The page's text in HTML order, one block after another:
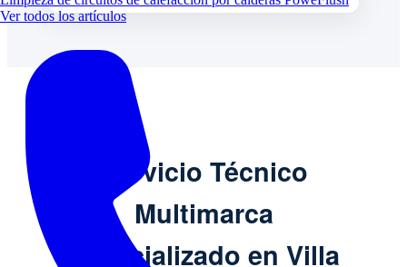
Ver todos los artículos
Servicio Técnico
Multimarca
Especializado en Villa